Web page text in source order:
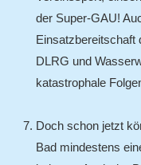
der Super-GAU!
Einsatzbereitschaft
DLRG und
katastrophale
Doch schon jetzt
Bad mindestens